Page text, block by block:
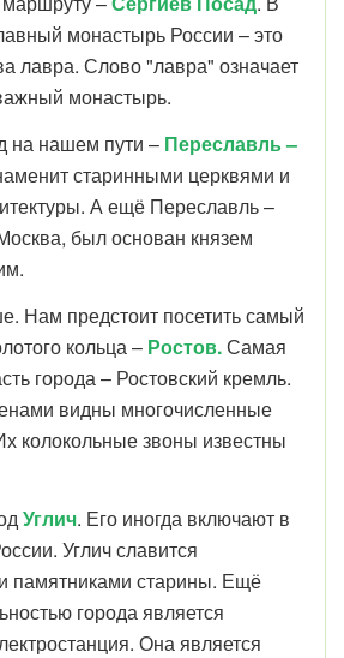
монастырь России – это
лавра. Слово "лавра" означает
монастырь.
на нашем пути – Переславль –
старинными церквями и
А ещё Переславль –
был основан князем
Нам предстоит посетить самый
кольца – Ростов.Самая
города – Ростовский кремль.
видны многочисленные
колокольные звоны известны
Углич. Его иногда включают в
Углич славится
памятниками старины. Ещё
города является
Она является